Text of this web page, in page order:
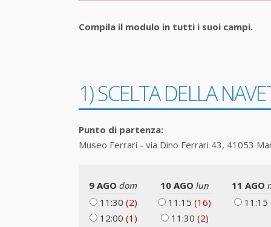
Compila il modulo in tutti i suoi campi.
1) SCELTA DELLA
Punto di partenza:
Museo Ferrari - via Dino Ferrari 43, 41053
9 AGO dom
11:30 (2)
12:00 (1)
10 AGO lun
11:15 (16)
11:30 (2)
11 AGO
11:15